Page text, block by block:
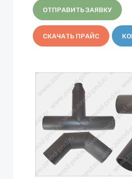
ОТПРАВИТЬ ЗАЯВКУ
СКАЧАТЬ ПРАЙС